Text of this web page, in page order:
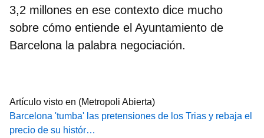
3,2 millones en ese contexto dice mucho
sobre cómo entiende el Ayuntamiento de
Barcelona la palabra negociación.
Artículo visto en (Metropoli Abierta)
Barcelona 'tumba' las pretensiones de los Trias y rebaja el
precio de su histór…